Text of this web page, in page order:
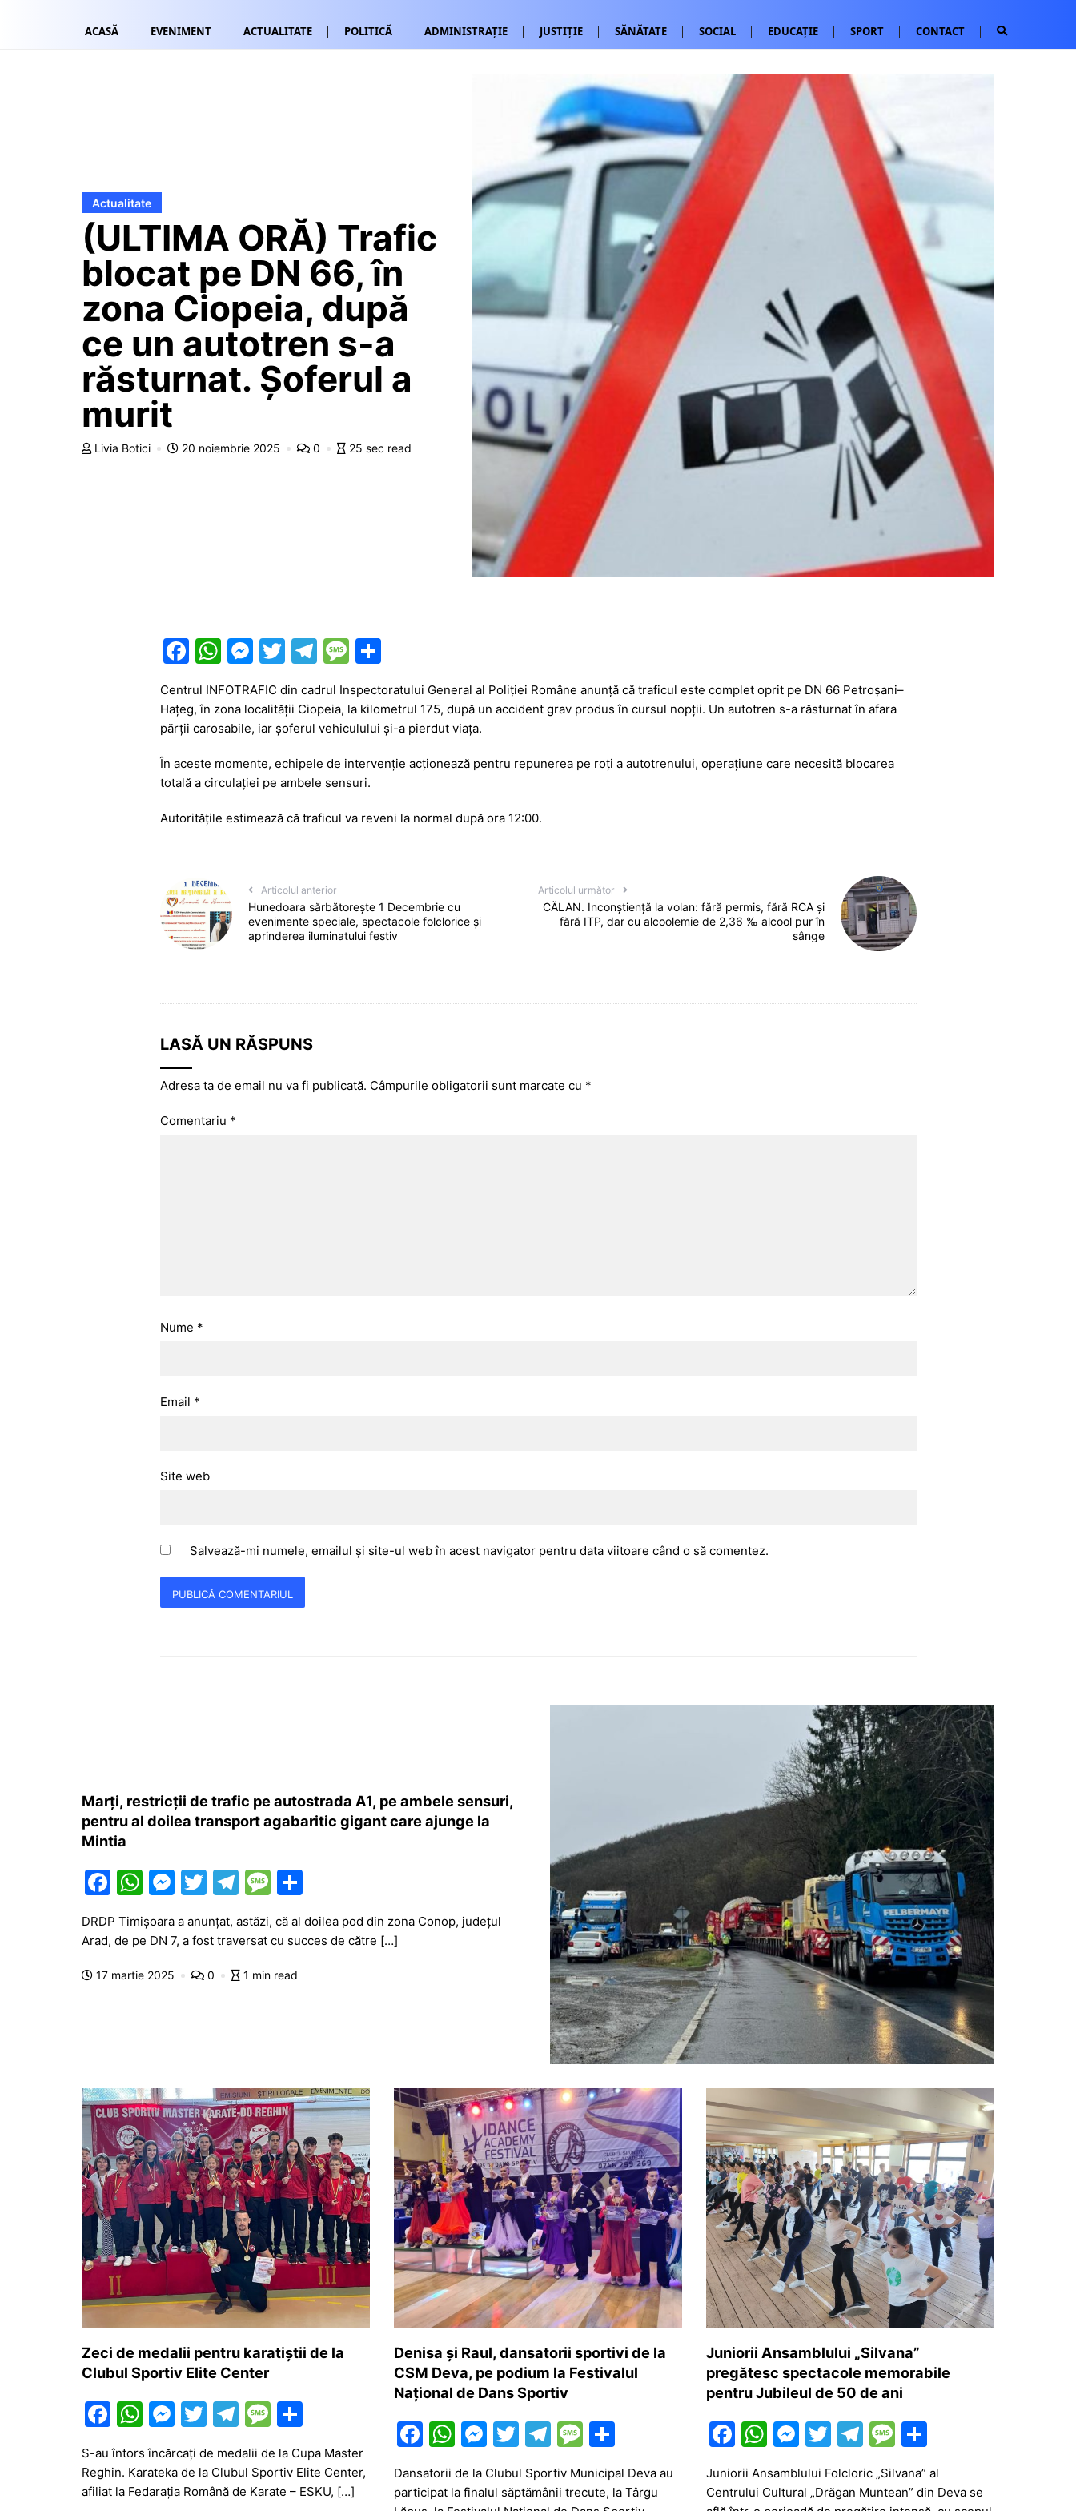
ACASĂ EVENIMENT ACTUALITATE POLITICĂ ADMINISTRAȚIE JUSTIȚIE SĂNĂTATE SOCIAL EDUCAȚIE SPORT CONTACT
Actualitate
(ULTIMA ORĂ) Trafic
blocat pe DN 66, în
zona Ciopeia, după
ce un autotren s-a
răsturnat. Șoferul a
murit
Livia Botici 20 noiembrie 2025 0 25 sec read
F
c
e
b
o
o
k
W
at
s
A
p
M
s
s
e
n
er
T
w
itt
er
T
e
gr
a
m
M
s
s
a
g
P
ta
je
a
z
ă
Centrul INFOTRAFIC din cadrul Inspectoratului General al Poliției Române anunță că traficul este complet oprit pe DN 66 Petroșani–
Hațeg, în zona localității Ciopeia, la kilometrul 175, după un accident grav produs în cursul nopții. Un autotren s-a răsturnat în afara
părții carosabile, iar șoferul vehiculului și-a pierdut viața.
În aceste momente, echipele de intervenție acționează pentru repunerea pe roți a autotrenului, operațiune care necesită blocarea
totală a circulației pe ambele sensuri.
Autoritățile estimează că traficul va reveni la normal după ora 12:00.
Articolul anterior
Hunedoara sărbătorește 1 Decembrie cu
evenimente speciale, spectacole folclorice și
aprinderea iluminatului festiv
Articolul următor
CĂLAN. Inconștiență la volan: fără permis, fără RCA și
fără ITP, dar cu alcoolemie de 2,36 ‰ alcool pur în
sânge
LASĂ UN RĂSPUNS
Adresa ta de email nu va fi publicată. Câmpurile obligatorii sunt marcate cu *
Comentariu *
Nume *
Email *
Site web
Salvează-mi numele, emailul și site-ul web în acest navigator pentru data viitoare când o să comentez.
Marți, restricții de trafic pe autostrada A1, pe ambele sensuri,
pentru al doilea transport agabaritic gigant care ajunge la
Mintia
F
c
b
W
at
A
M
s
e
T
itt
T
e
a
M
s
a
ar
ta
DRDP Timișoara a anunțat, astăzi, că al doilea pod din zona Conop, județul
Arad, de pe DN 7, a fost traversat cu succes de către […]
17 martie 2025 0 1 min read
Zeci de medalii pentru karatiștii de la
Clubul Sportiv Elite Center
F
a
c
e
W
h
at
s
M
s
s
T
itt
er
T
el
e
gr
M
s
s
ta
je
S-au întors încărcați de medalii de la Cupa Master
Reghin. Karateka de la Clubul Sportiv Elite Center,
afiliat la Fedarația Română de Karate – ESKU, […]
Denisa și Raul, dansatorii sportivi de la
CSM Deva, pe podium la Festivalul
Național de Dans Sportiv
F
c
W
at
M
s
T
itt
T
el
e
M
e
s ta
Dansatorii de la Clubul Sportiv Municipal Deva au
participat la finalul săptămânii trecute, la Târgu
Juniorii Ansamblului „Silvana”
pregătesc spectacole memorabile
pentru Jubileul de 50 de ani
F
a
c
W
at
M
s
T
itt
T
el
e
M
s
ta
Juniorii Ansamblului Folcloric „Silvana” al
Centrului Cultural „Drăgan Muntean” din Deva se